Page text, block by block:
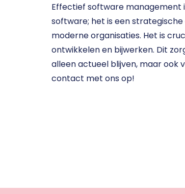
Effectief software management
software; het is een
moderne organisaties. Het is
ontwikkelen en bijwerken. Dit
alleen actueel blijven, maar ook
contact met ons op!